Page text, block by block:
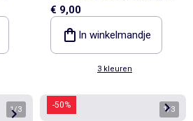
van ribgebreide stof
€ 9,00
In winkelmandje
3 kleuren
1/3 -50% 1/3